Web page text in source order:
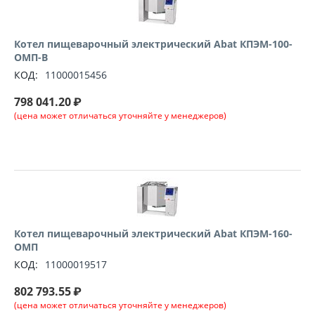
Котел пищеварочный электрический Abat КПЭМ-100-
ОМП-В
КОД:
11000015456
798 041.20₽
(цена может отличаться уточняйте у менеджеров)
Котел пищеварочный электрический Abat КПЭМ-160-
ОМП
КОД:
11000019517
802 793.55₽
(цена может отличаться уточняйте у менеджеров)